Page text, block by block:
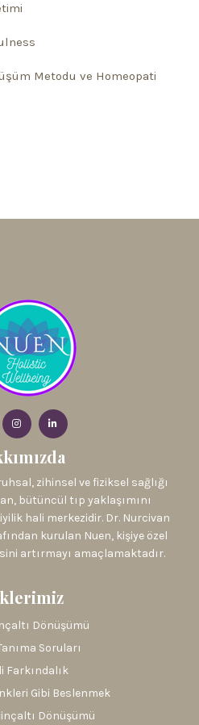
Metodu ve Homeopati
zihinsel ve fiziksel sağlığı
bütüncül tıp yaklaşımını
hali merkezidir. Dr. Nurcivan
kurulan Nuen, kişiye özel
artırmayı amaçlamaktadır.
Dönüşümü
Soruları
Farkındalık
Gibi Beslenmek
Dönüşümü